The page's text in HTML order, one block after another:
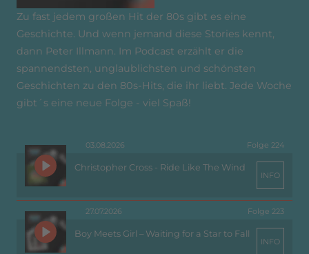
Zu fast jedem großen Hit der 80s gibt es eine
Geschichte. Und wenn jemand diese Stories kennt,
dann Peter Illmann. Im Podcast erzählt er die
spannendsten, unglaublichsten und schönsten
Geschichten zu den 80s-Hits, die ihr liebt. Jede Woche
gibt´s eine neue Folge - viel Spaß!
03.08.2026 Folge 224
Christopher Cross - Ride Like The Wind
INFO
27.07.2026 Folge 223
Boy Meets Girl – Waiting for a Star to Fall
INFO